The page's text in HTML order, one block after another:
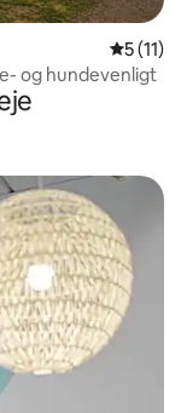
5 ud af 5
5 (11)
og hundevenligt